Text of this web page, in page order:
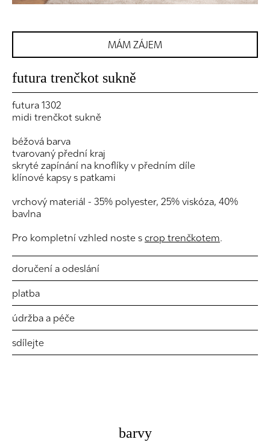
MÁM ZÁJEM
futura trenčkot sukně
futura 1302
midi trenčkot sukně
béžová barva
tvarovaný přední kraj
skryté zapínání na knoflíky v předním díle
klínové kapsy s patkami
vrchový materiál - 35% polyester, 25% viskóza, 40%
bavlna
Pro kompletní vzhled noste s crop trenčkotem.
doručení a odeslání
platba
údržba a péče
sdílejte
barvy